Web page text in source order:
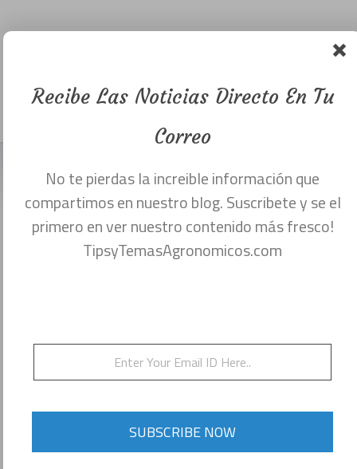
insecticida o
saber aplicar.
octubre 27, 2017
CALIBRACIÓN DE PLAGUICIDAS
¿POR QUÉ CALIBRAR?
- La eficacia de cualquier plaguicida
- Calibración asegura que el equipo de
aplicación se aplicará de una manera
uniforme la cantidad correcta de
Recibe Las Noticias Directo En Tu
Correo
No te pierdas la increible información que
compartimos en nuestro blog. Suscribete y se el
primero en ver nuestro contenido más fresco!
TipsyTemasAgronomicos.com
SUBSCRIBE NOW